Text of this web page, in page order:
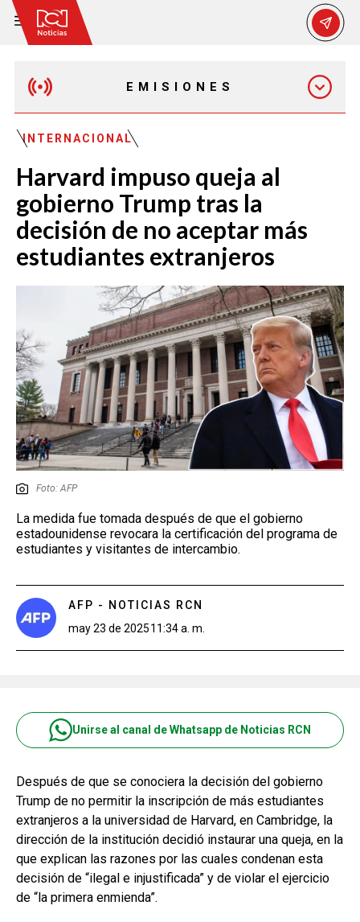
EMISIONES
EMISIÓN 7:00 PM
INTERNACIONAL
Harvard impuso queja al
gobierno Trump tras la
decisión de no aceptar más
estudiantes extranjeros
Foto: AFP
La medida fue tomada después de que el gobierno
estadounidense revocara la certificación del programa de
estudiantes y visitantes de intercambio.
AFP - NOTICIAS RCN
may 23 de 202511:34 a. m.
Unirse al canal de Whatsapp de Noticias RCN
Después de que se conociera la decisión del gobierno
Trump de no permitir la inscripción de más estudiantes
extranjeros a la universidad de Harvard, en Cambridge, la
dirección de la institución decidió instaurar una queja, en la
que explican las razones por las cuales condenan esta
decisión de “ilegal e injustificada” y de violar el ejercicio
de “la primera enmienda”.